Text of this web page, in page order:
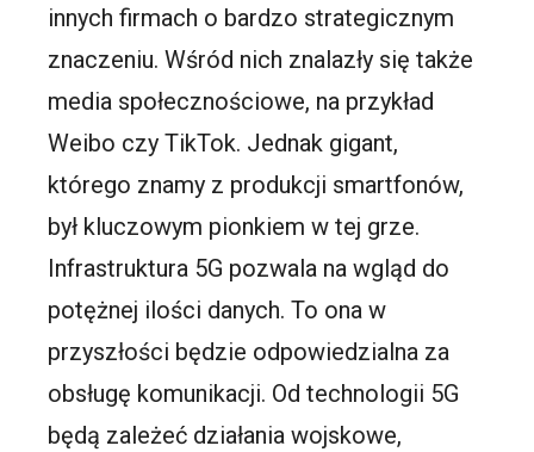
innych firmach o bardzo strategicznym
znaczeniu. Wśród nich znalazły się także
media społecznościowe, na przykład
Weibo czy TikTok. Jednak gigant,
którego znamy z produkcji smartfonów,
był kluczowym pionkiem w tej grze.
Infrastruktura 5G pozwala na wgląd do
potężnej ilości danych. To ona w
przyszłości będzie odpowiedzialna za
obsługę komunikacji. Od technologii 5G
będą zależeć działania wojskowe,